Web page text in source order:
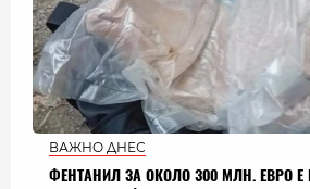
ВАЖНО ДНЕС
ФЕНТАНИЛ ЗА ОКОЛО 300 МЛН. ЕВРО Е